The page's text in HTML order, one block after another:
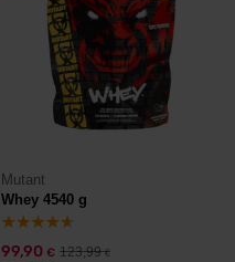
Mutant
Whey 4540 g
99,90 € 123,99€